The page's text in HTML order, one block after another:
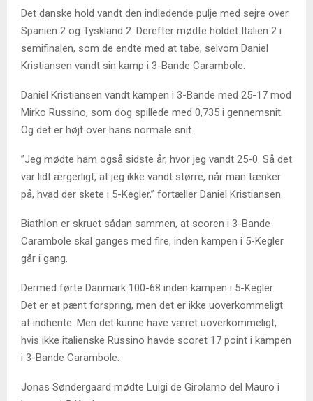
Det danske hold vandt den indledende pulje med sejre over
Spanien 2 og Tyskland 2. Derefter mødte holdet Italien 2 i
semifinalen, som de endte med at tabe, selvom Daniel
Kristiansen vandt sin kamp i 3-Bande Carambole.
Daniel Kristiansen vandt kampen i 3-Bande med 25-17 mod
Mirko Russino, som dog spillede med 0,735 i gennemsnit.
Og det er højt over hans normale snit.
”Jeg mødte ham også sidste år, hvor jeg vandt 25-0. Så det
var lidt ærgerligt, at jeg ikke vandt større, når man tænker
på, hvad der skete i 5-Kegler,” fortæller Daniel Kristiansen.
Biathlon er skruet sådan sammen, at scoren i 3-Bande
Carambole skal ganges med fire, inden kampen i 5-Kegler
går i gang.
Dermed førte Danmark 100-68 inden kampen i 5-Kegler.
Det er et pænt forspring, men det er ikke uoverkommeligt
at indhente. Men det kunne have været uoverkommeligt,
hvis ikke italienske Russino havde scoret 17 point i kampen
i 3-Bande Carambole.
Jonas Søndergaard mødte Luigi de Girolamo del Mauro i